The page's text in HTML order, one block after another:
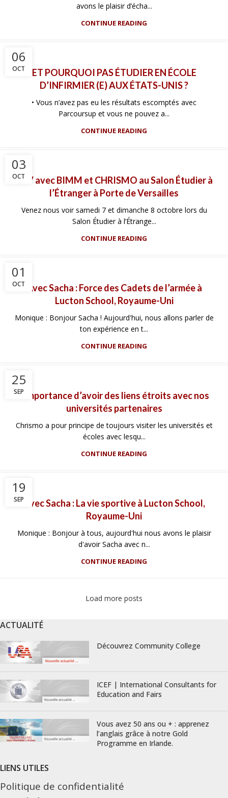
avons le plaisir d’écha...
CONTINUE READING
06
OCT
ET POURQUOI PAS ÉTUDIER EN ÉCOLE
D’INFIRMIER (E) AUX ÉTATS-UNIS ?
• Vous n’avez pas eu les résultats escomptés avec
Parcoursup et vous ne pouvez a...
CONTINUE READING
03
OCT
RDV avec BIMM et CHRISMO au Salon Étudier à
l’Étranger à Porte de Versailles
Venez nous voir samedi 7 et dimanche 8 octobre lors du
Salon Étudier à l’Étrange...
CONTINUE READING
01
OCT
Avec Sacha : Force des Cadets de l’armée à
Lucton School, Royaume-Uni
Monique : Bonjour Sacha ! Aujourd'hui, nous allons parler de
ton expérience en t...
CONTINUE READING
25
SEPL’importance d’avoir des liens étroits avec nos
universités partenaires
Chrismo a pour principe de toujours visiter les universités et
écoles avec lesqu...
CONTINUE READING
19
SEPAvec Sacha : La vie sportive à Lucton School,
Royaume-Uni
Monique : Bonjour à tous, aujourd'hui nous avons le plaisir
d'avoir Sacha avec n...
CONTINUE READING
Load more posts
ACTUALITÉ
Découvrez Community College
ICEF | International Consultants for
Education and Fairs
Vous avez 50 ans ou + : apprenez
l’anglais grâce à notre Gold
Programme en Irlande.
LIENS UTILES
Politique de confidentialité